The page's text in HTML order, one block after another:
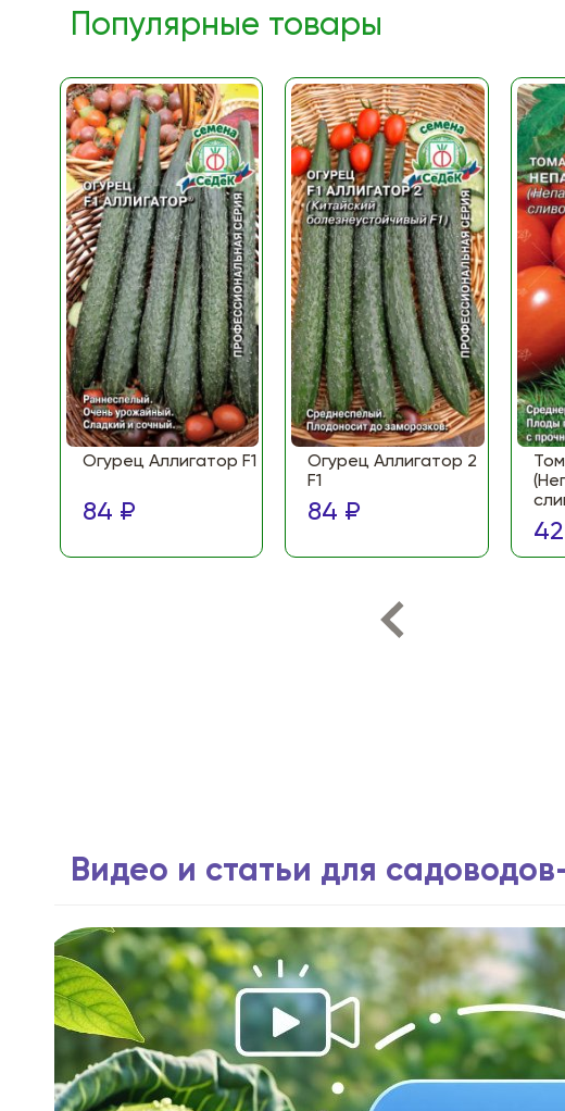
Популярные товары
Огурец Аллигатор F1
84 ₽
Огурец Аллигатор 2
F1
84 ₽
Видео и статьи для